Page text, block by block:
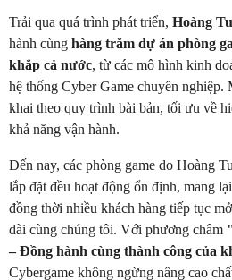
Trải qua quá trình phát triển, Hoàng
hành cùng hàng trăm dự án phòng
khắp cả nước, từ các mô hình kinh
hệ thống Cyber Game chuyên nghiệp.
khai theo quy trình bài bản, tối ưu về
khả năng vận hành.
Đến nay, các phòng game do Hoàng
lắp đặt đều hoạt động ổn định, mang
đồng thời nhiều khách hàng tiếp tục
dài cùng chúng tôi. Với phương châm
– Đồng hành cùng thành công của
Cybergame không ngừng nâng cao